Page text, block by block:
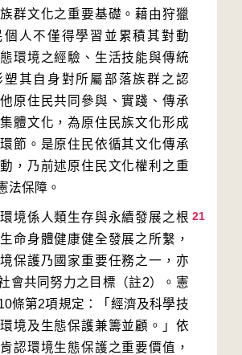
群文化之重要基礎。藉由狩獵
人不僅得學習並累積其對動
環境之經驗、生活技能與傳統
其自身對所屬部落族群之認
原住民共同參與、實踐、傳承
體文化，為原住民族文化形成
節。是原住民依循其文化傳承
，乃前述原住民文化權利之重
21
係人類生存與永續發展之根
命身體健康健全發展之所繫，
保護乃國家重要任務之一，亦
會共同努力之目標（註2）。憲
條第2項規定：「經濟及科學技
境及生態保護兼籌並顧。」依
認環境生態保護之重要價值，